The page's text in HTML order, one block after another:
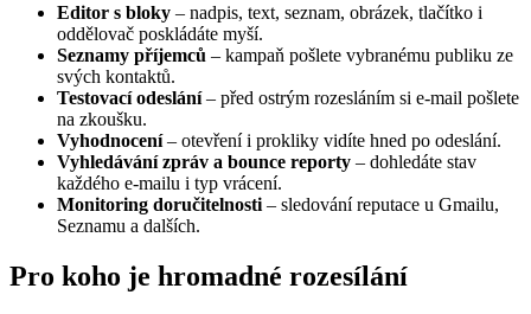
Editor s bloky – nadpis, text, seznam, obrázek, tlačítko i
oddělovač poskládáte myší.
Seznamy příjemců – kampaň pošlete vybranému publiku ze
svých kontaktů.
Testovací odeslání– před ostrým rozesláním si e-mail pošlete
na zkoušku.
Vyhodnocení– otevření i prokliky vidíte hned po odeslání.
Vyhledávání zpráv a bounce reporty – dohledáte stav
každého e-mailu i typ vrácení.
Monitoring doručitelnosti – sledování reputace u Gmailu,
Seznamu a dalších.
Pro koho je hromadné rozesílání